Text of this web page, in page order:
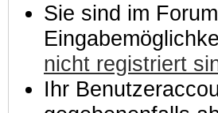
Sie sind im
nicht registriert
Ihr